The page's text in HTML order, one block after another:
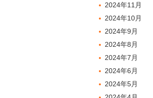
2024年11月
2024年10月
2024年9月
2024年8月
2024年7月
2024年6月
2024年5月